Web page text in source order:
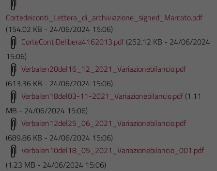
Cortedeiconti_Lettera_di_archiviazione_signed_Marcato.pdf
(154.02 KB - 24/06/2024 15:06)
CorteContiDelibera4162013.pdf (252.12 KB - 24/06/2024
15:06)
Verbalen20del16_12_2021_Variazionebilancio.pdf
(613.36 KB - 24/06/2024 15:06)
Verbalen18del03-11-2021_Variazionebilancio.pdf (1.11
MB - 24/06/2024 15:06)
Verbalen12del25_06_2021_Variazionebilancio.pdf
(689.86 KB - 24/06/2024 15:06)
Verbalen10del18_05_2021_Variazionebilancio_001.pdf
(1.23 MB - 24/06/2024 15:06)